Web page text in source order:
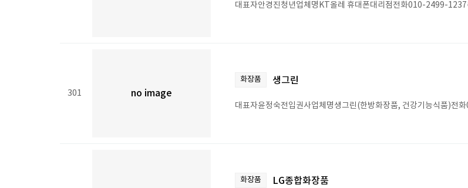
대표자안경진청년업체명KT올레 휴대폰대리점전화010-2499-
301 no image
화장품 생그린
대표자윤정숙전입권사업체명생그린(한방화장품, 건강기능식품)
화장품 LG종합화장품